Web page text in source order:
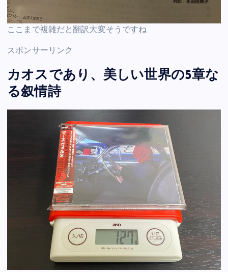
ここまで複雑だと翻訳大変そうですね
スポンサーリンク
カオスであり、美しい世界の5章な
る叙情詩